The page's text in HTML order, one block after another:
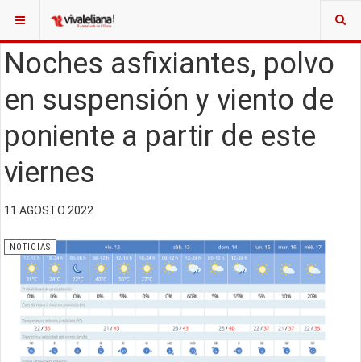
Noches asfixiantes, polvo
en suspensión y viento de
poniente a partir de este
viernes
11 AGOSTO 2022
NOTICIAS